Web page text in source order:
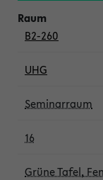
B2-260
UHG
Seminarraum
16
Grüne Tafel,